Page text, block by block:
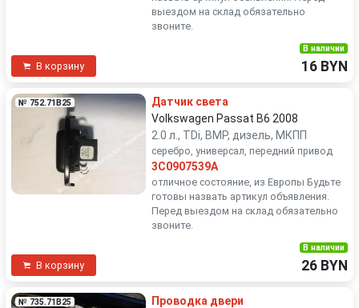
выездом на склад обязательно
звоните.
В корзину
В наличии
16 BYN
№ 752.71B25
Датчик света
Volkswagen Passat B6 2008
2.0 л., TDi, BMP, дизель, МКПП
серебро, универсал, передний привод
3C0907539A
отличное состояние, из Европы Будьте
готовы назвать артикул объявления.
Перед выездом на склад обязательно
звоните.
В корзину
В наличии
26 BYN
№ 735.71B25
Проводка двери